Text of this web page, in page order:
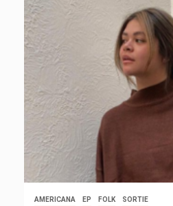
AMERICANA EP FOLK SORTIE